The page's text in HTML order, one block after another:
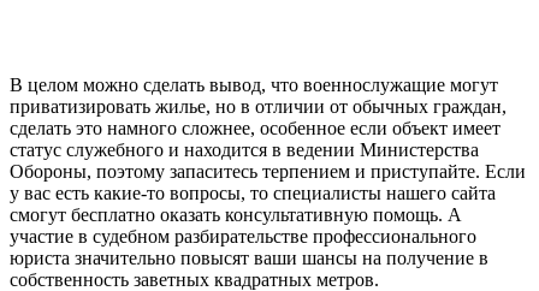
В целом можно сделать вывод, что военнослужащие могут
приватизировать жилье, но в отличии от обычных граждан,
сделать это намного сложнее, особенное если объект имеет
статус служебного и находится в ведении Министерства
Обороны, поэтому запаситесь терпением и приступайте. Если
у вас есть какие-то вопросы, то специалисты нашего сайта
смогут бесплатно оказать консультативную помощь. А
участие в судебном разбирательстве профессионального
юриста значительно повысят ваши шансы на получение в
собственность заветных квадратных метров.